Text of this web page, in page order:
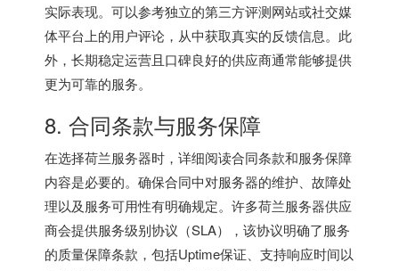
实际表现。可以参考独立的第三方评测网站或社交媒
体平台上的用户评论，从中获取真实的反馈信息。此
外，长期稳定运营且口碑良好的供应商通常能够提供
更为可靠的服务。
8. 合同条款与服务保障
在选择荷兰服务器时，详细阅读合同条款和服务保障
内容是必要的。确保合同中对服务器的维护、故障处
理以及服务可用性有明确规定。许多荷兰服务器供应
商会提供服务级别协议（SLA），该协议明确了服务
的质量保障条款，包括Uptime保证、支持响应时间以